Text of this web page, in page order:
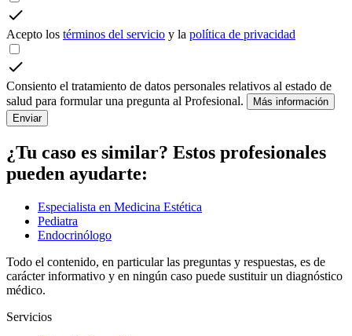
Acepto los términos del servicio y la política de privacidad
Consiento el tratamiento de datos personales relativos al estado de
salud para formular una pregunta al Profesional.
Más información
Enviar
¿Tu caso es similar? Estos profesionales
pueden ayudarte:
Especialista en Medicina Estética
Pediatra
Endocrinólogo
Todo el contenido, en particular las preguntas y respuestas, es de
carácter informativo y en ningún caso puede sustituir un diagnóstico
médico.
Servicios